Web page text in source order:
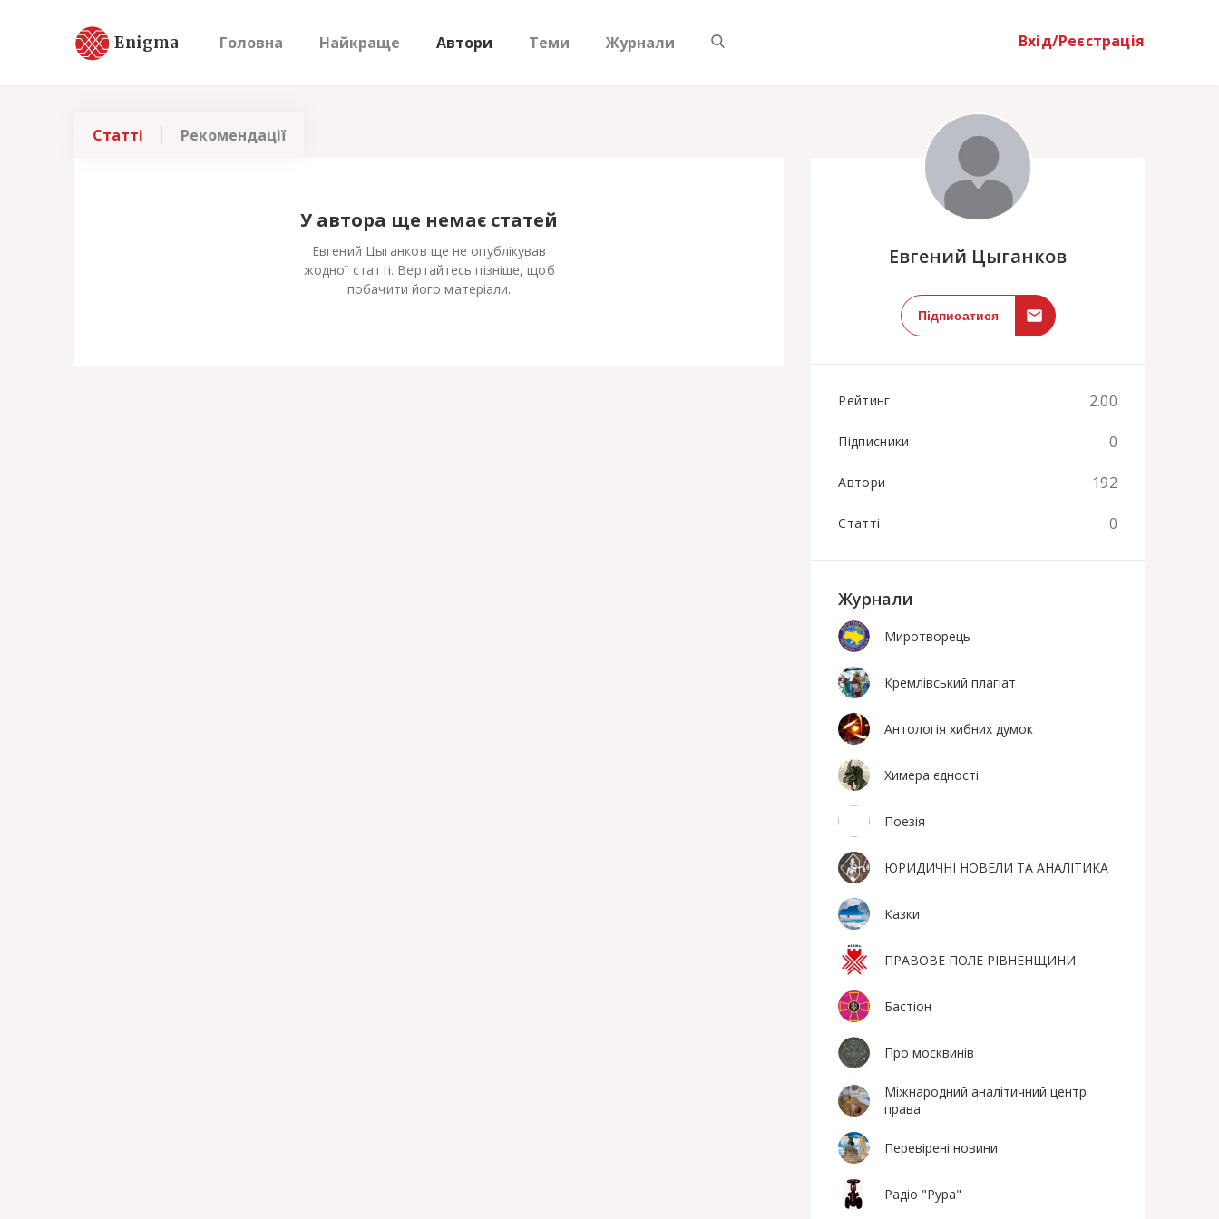
Enigma Головна Найкраще Автори Теми Журнали Вхід/Реєстрація
Евгений Цыганков
Підписатися
Рейтинг 2.00
Підписники 0
Автори 192
Статті 0
Журнали
Миротворець
Кремлівський плагіат
Антологія хибних думок
Химера єдності
Поезiя
ЮРИДИЧНІ НОВЕЛИ ТА АНАЛІТИКА
Казки
ПРАВОВЕ ПОЛЕ РІВНЕНЩИНИ
Бастіон
Про москвинів
Міжнародний аналітичний центр
права
Перевірені новини
Радіо "Рура"
Статті Рекомендації
У автора ще немає статей
Евгений Цыганков ще не опублікував
жодної статті. Вертайтесь пізніше, щоб
побачити його матеріали.